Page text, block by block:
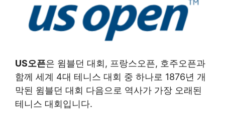
US오픈은 윔블던 대회, 프랑스오픈, 호주오픈과
함께 세계 4대 테니스 대회 중 하나로 1876년 개
막된 윔블던 대회 다음으로 역사가 가장 오래된
테니스 대회입니다.